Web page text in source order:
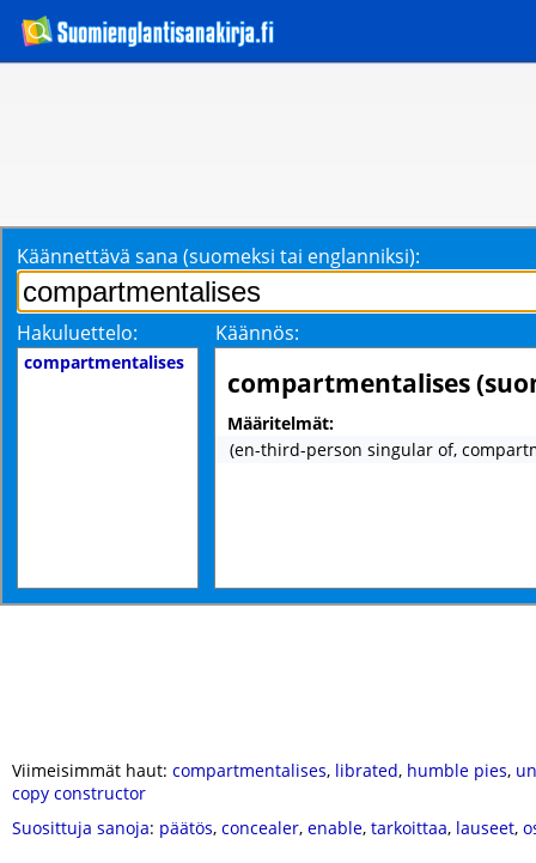
Käännettävä sana (suomeksi tai englanniksi):
Hakuluettelo: Käännös:
compartmentalises
compartmentalises
Määritelmät:
(en-third-person singular of,
Viimeisimmät haut: compartmentalises, librated, humble pies,
copy constructor
Suosittuja sanoja: päätös, concealer, enable, tarkoittaa, lauseet,